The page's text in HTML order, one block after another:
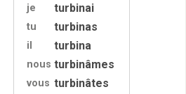
je turbinai
tu turbinas
il turbina
nous turbinâmes
vous turbinâtes